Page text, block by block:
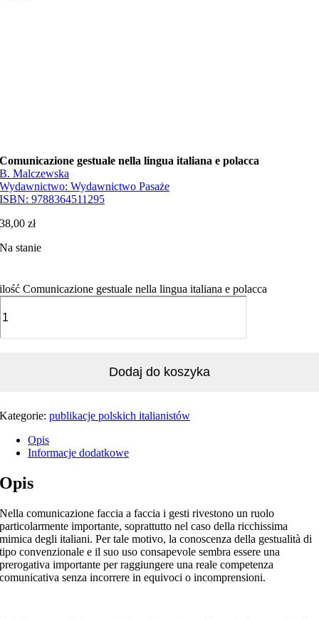
Comunicazione gestuale nella lingua italiana e polacca
B. Malczewska
Wydawnictwo:Wydawnictwo Pasaże
ISBN:9788364511295
38,00zł
Na stanie
ilość Comunicazione gestuale nella lingua italiana e polacca
Dodaj do koszyka
Kategorie:publikacje polskich italianistów
Opis
Informacje dodatkowe
Opis
Nella comunicazione faccia a faccia i gesti rivestono un ruolo
particolarmente importante, soprattutto nel caso della ricchissima
mimica degli italiani. Per tale motivo, la conoscenza della gestualità di
tipo convenzionale e il suo uso consapevole sembra essere una
prerogativa importante per raggiungere una reale competenza
comunicativa senza incorrere in equivoci o incomprensioni.